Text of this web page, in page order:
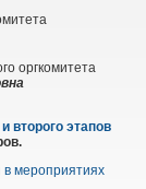
оргкомитета
второго этапов
в мероприятиях